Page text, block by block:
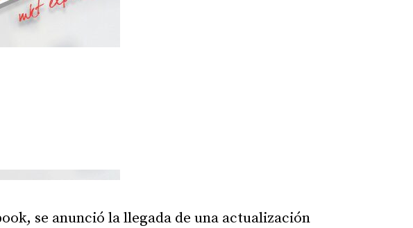
se anunció la llegada de una actualización